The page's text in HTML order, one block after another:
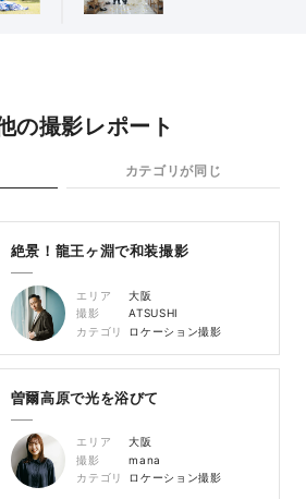
の撮影レポート
カテゴリが同じ
絶景！龍王ヶ淵で和装撮影
エリア
大阪
撮影
ATSUSHI
カテゴリ
ロケーション撮影
曽爾高原で光を浴びて
エリア
大阪
撮影
mana
カテゴリ
ロケーション撮影